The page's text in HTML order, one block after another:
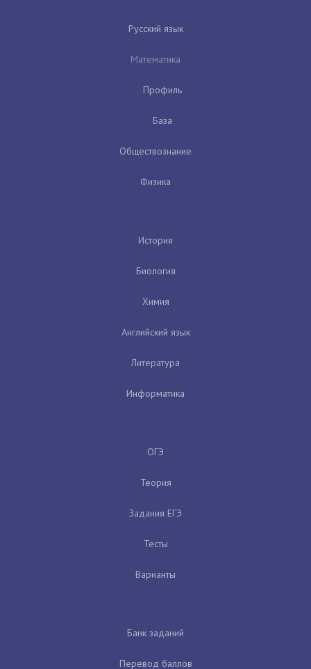
Русский язык
Математика
Профиль
База
Обществознание
Физика
История
Биология
Химия
Английский язык
Литература
Информатика
ОГЭ
Теория
Задания ЕГЭ
Тесты
Варианты
Банк заданий
Перевод баллов